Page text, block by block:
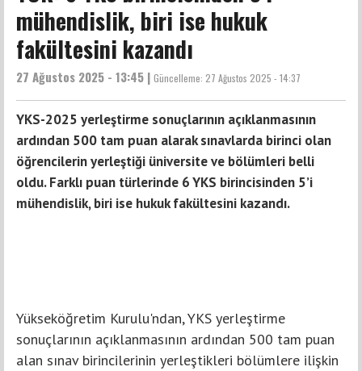
mühendislik, biri ise hukuk
fakültesini kazandı
27 Ağustos 2025 - 13:45 | Güncelleme: 27 Ağustos 2025 - 14:37
YKS-2025 yerleştirme sonuçlarının açıklanmasının
ardından 500 tam puan alarak sınavlarda birinci olan
öğrencilerin yerleştiği üniversite ve bölümleri belli
oldu. Farklı puan türlerinde 6 YKS birincisinden 5’i
mühendislik, biri ise hukuk fakültesini kazandı.
Yükseköğretim Kurulu'ndan, YKS yerleştirme
sonuçlarının açıklanmasının ardından 500 tam puan
alan sınav birincilerinin yerleştikleri bölümlere ilişkin